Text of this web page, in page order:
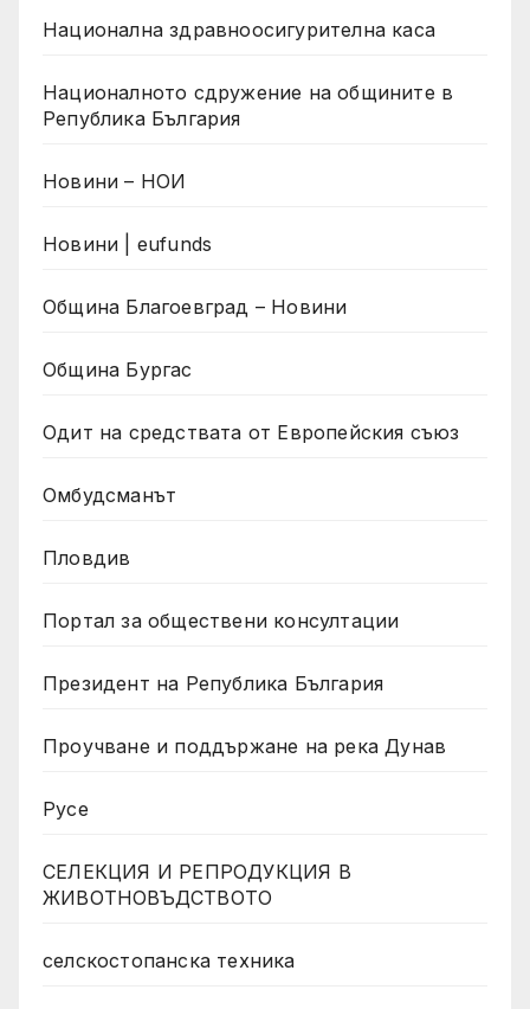
Национална здравноосигурителна каса
Националното сдружение на общините в
Република България
Новини – НОИ
Новини | eufunds
Община Благоевград – Новини
Община Бургас
Одит на средствата от Европейския съюз
Омбудсманът
Пловдив
Портал за обществени консултации
Президент на Република България
Проучване и поддържане на река Дунав
Русе
СЕЛЕКЦИЯ И РЕПРОДУКЦИЯ В
ЖИВОТНОВЪДСТВОТО
селскостопанска техника